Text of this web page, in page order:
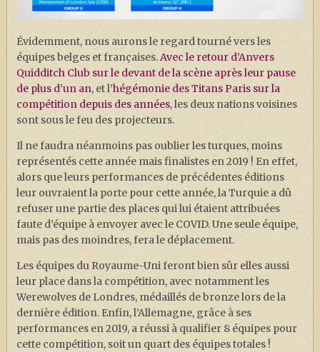
Évidemment, nous aurons le regard tourné vers les
équipes belges et françaises.Avec le retour d’Anvers
Quidditch Club sur le devant de la scène après leur pause
de plus d’un an, et l’hégémonie des Titans Paris sur la
compétition depuis des années, les deux nations voisines
sont sous le feu des projecteurs.
Il ne faudra néanmoins pas oublier les turques, moins
représentés cette année mais finalistes en 2019 ! En effet,
alors que leurs performances de précédentes éditions
leur ouvraient la porte pour cette année, la Turquie a dû
refuser une partie des places qui lui étaient attribuées
faute d’équipe à envoyer avec le COVID. Une seule équipe,
mais pas des moindres, fera le déplacement.
Les équipes du Royaume-Uni feront bien sûr elles aussi
leur place dans la compétition, avec notamment les
Werewolves de Londres, médaillés de bronze lors de la
dernière édition. Enfin, l’Allemagne, grâce à ses
performances en 2019, a réussi à qualifier 8 équipes pour
cette compétition, soit un quart des équipes totales !